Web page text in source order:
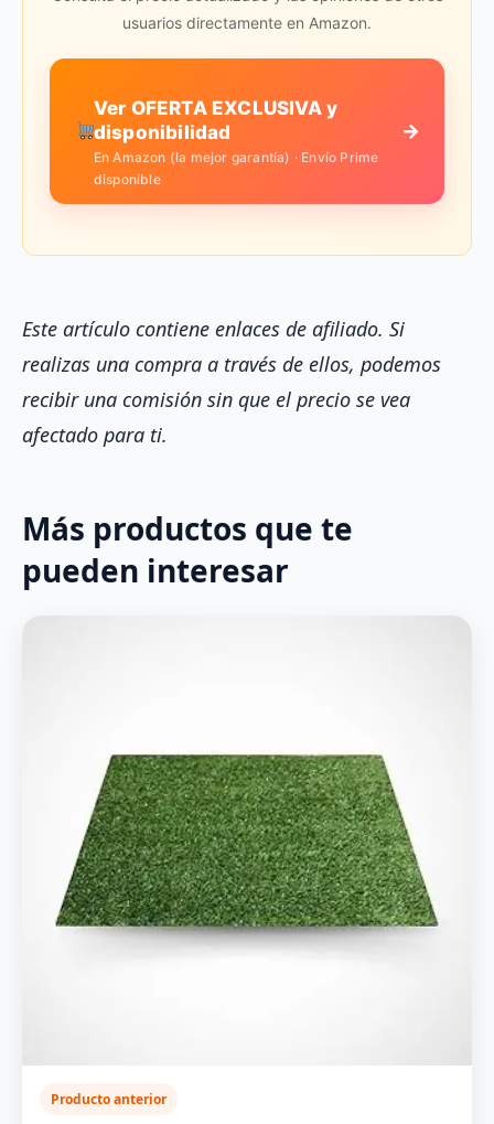
usuarios directamente en Amazon.
Ver OFERTA EXCLUSIVA y
disponibilidad
En Amazon (la mejor garantía) · Envío Prime
disponible
→
Este artículo contiene enlaces de afiliado. Si
realizas una compra a través de ellos, podemos
recibir una comisión sin que el precio se vea
afectado para ti.
Más productos que te
pueden interesar
Producto anterior